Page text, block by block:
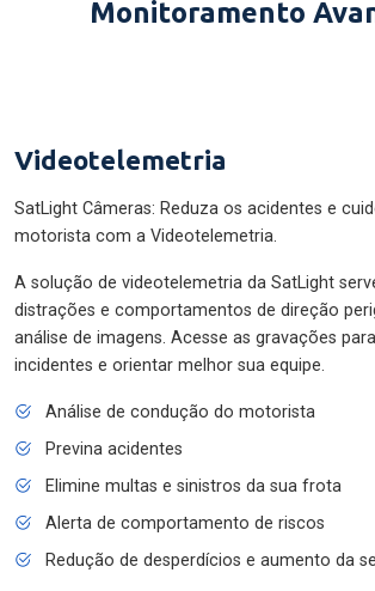
Monitoramento
Videotelemetria
SatLight Câmeras: Reduza os acidentes e
motorista com a Videotelemetria.
A solução de videotelemetria da SatLight
distrações e comportamentos de direção
análise de imagens. Acesse as gravações
incidentes e orientar melhor sua equipe.
Análise de condução do motorista
Previna acidentes
Elimine multas e sinistros da sua frota
Alerta de comportamento de riscos
Redução de desperdícios e aumento da